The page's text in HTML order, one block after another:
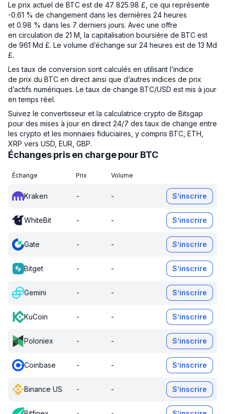
Le prix actuel de BTC est de 47 825.98 £, ce qui représente
-0.61 % de changement dans les dernières 24 heures
et 0.98 % dans les 7 derniers jours. Avec une offre
en circulation de 21 M, la capitalisation boursière de BTC est
de 961 Md £. Le volume d’échange sur 24 heures est de 13 Md
£.
Les taux de conversion sont calculés en utilisant l’indice
de prix du BTC en direct ainsi que d’autres indices de prix
d’actifs numériques. Le taux de change BTC/USD est mis à jour
en temps réel.
Suivez le convertisseur et la calculatrice crypto de Bitsgap
pour des mises à jour en direct 24/7 des taux de change entre
les crypto et les monnaies fiduciaires, y compris BTC, ETH,
XRP vers USD, EUR, GBP.
Échanges pris en charge pour BTC
Échange Prix Volume
Kraken - - S’inscrire
WhiteBit - - S’inscrire
Gate - - S’inscrire
Bitget - - S’inscrire
Gemini - - S’inscrire
KuCoin - - S’inscrire
Poloniex - - S’inscrire
Coinbase - - S’inscrire
Binance US - - S’inscrire